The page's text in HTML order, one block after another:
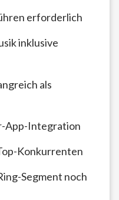
erforderlich
inklusive
als
App-Integration
Konkurrenten
Segment noch